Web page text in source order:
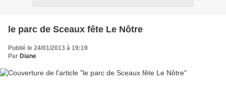
le parc de Sceaux fête Le Nôtre
Publié le 24/01/2013 à 19:19
Par Diane